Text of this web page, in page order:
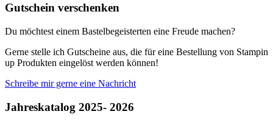
Gutschein verschenken
Du möchtest einem Bastelbegeisterten eine Freude machen?
Gerne stelle ich Gutscheine aus, die für eine Bestellung von Stampin
up Produkten eingelöst werden können!
Schreibe mir gerne eine Nachricht
Jahreskatalog 2025- 2026